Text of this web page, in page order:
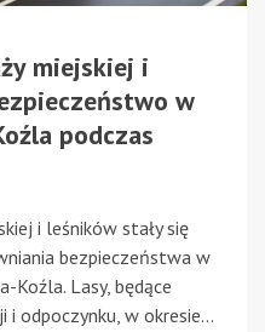
miejskiej i
w
podczas
i leśników stały się
bezpieczeństwa w
Koźla. Lasy, będące
i odpoczynku, w okresie...